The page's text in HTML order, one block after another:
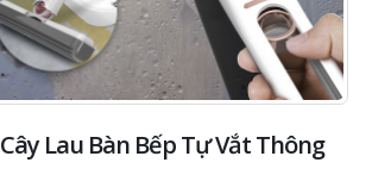
Cây Lau Bàn Bếp Tự Vắt Thông